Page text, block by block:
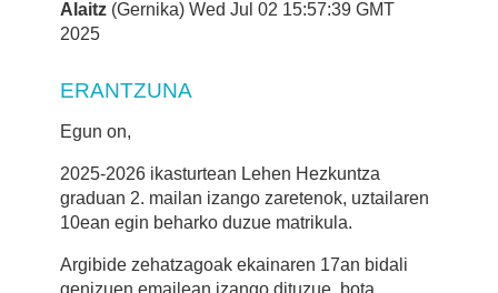
Alaitz (Gernika) Wed Jul 02 15:57:39 GMT
2025
ERANTZUNA
Egun on,
2025-2026 ikasturtean Lehen Hezkuntza
graduan 2. mailan izango zaretenok, uztailaren
10ean egin beharko duzue matrikula.
Argibide zehatzagoak ekainaren 17an bidali
genizuen emailean izango dituzue, bota